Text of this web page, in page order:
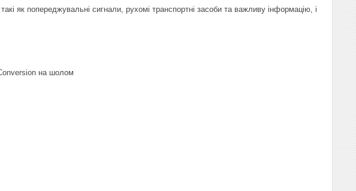
як попереджувальні сигнали, рухомі транспортні засоби та важливу інформацію, і
на шолом